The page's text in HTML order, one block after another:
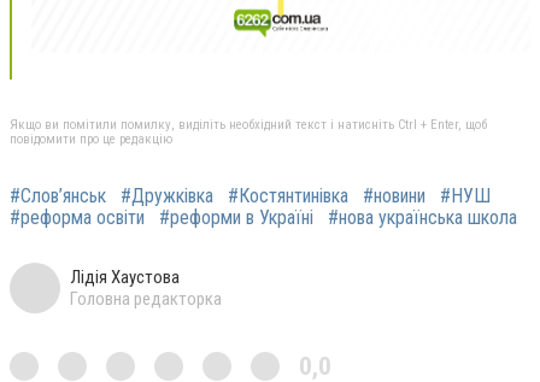
Якщо ви помітили помилку, виділіть необхідний текст і натисніть Ctrl + Enter, щоб
повідомити про це редакцію
#Слов’янськ #Дружківка #Костянтинівка #новини
#НУШ
#реформа освіти
#реформи в Україні #нова українська школа
Лідія Хаустова
Головна редакторка
0,0